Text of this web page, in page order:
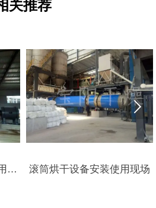
关推荐
现
滚筒烘干设备安装使用现场
